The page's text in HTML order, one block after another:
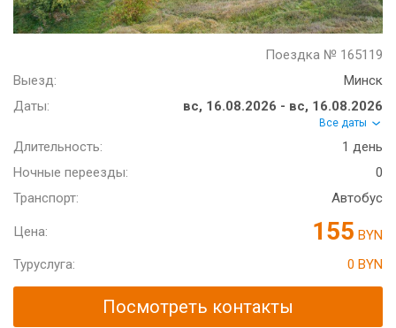
Поездка № 165119
Выезд:
Минск
Даты:
вс, 16.08.2026 - вс, 16.08.2026
Все даты
Длительность:
1 день
Ночные переезды:
0
Транспорт:
Автобус
Цена: 155 BYN
Туруслуга:
0 BYN
Посмотреть контакты